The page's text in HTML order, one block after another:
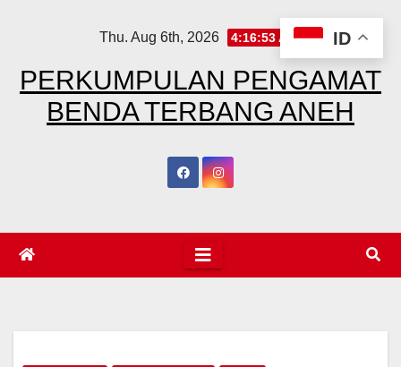
Thu. Aug 6th, 2026 4:16:55 AM
PERKUMPULAN PENGAMAT
BENDA TERBANG ANEH
ID